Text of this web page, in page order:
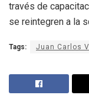
través de
se reintegren a la
Tags: Juan Carlos